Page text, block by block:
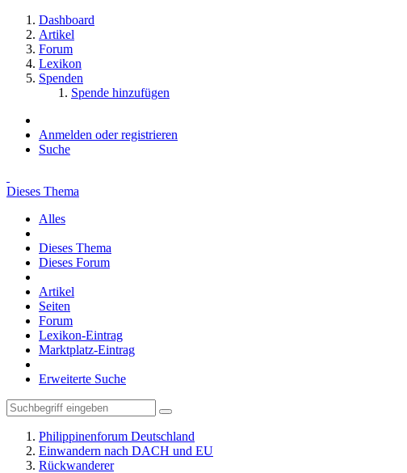
Dashboard
Artikel
Forum
Lexikon
Spenden
Spende hinzufügen
Anmelden oder registrieren
Suche
Dieses Thema
Alles
Dieses Thema
Dieses Forum
Artikel
Seiten
Forum
Lexikon-Eintrag
Marktplatz-Eintrag
Erweiterte Suche
Philippinenforum Deutschland
Einwandern nach DACH und EU
Rückwanderer